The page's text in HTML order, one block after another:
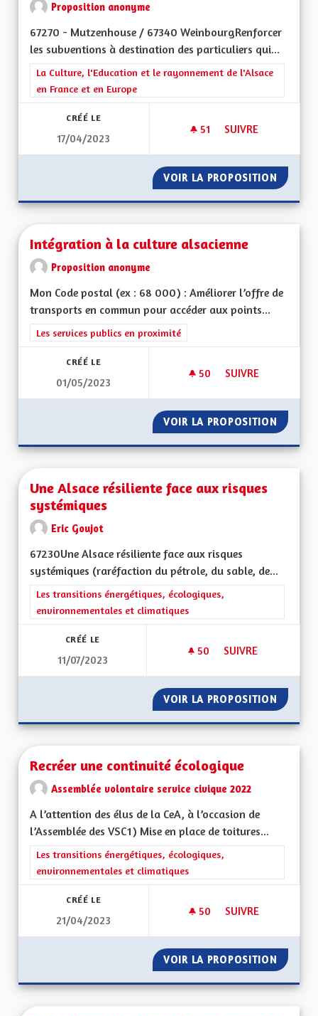
Proposition anonyme
67270 - Mutzenhouse / 67340 WeinbourgRenforcer
les subventions à destination des particuliers qui...
Filtrer les résultats de la catégorie : La Culture, l'Education et
La Culture, l'Education et le rayonnement de l'Alsace
en France et en Europe
CRÉÉ LE
17/04/2023
51 51 ABONNÉS
SUIVRE
VOIR LA PROPOSITION
Intégration à la culture alsacienne
Proposition anonyme
Mon Code postal (ex : 68 000) : Améliorer l’offre de
transports en commun pour accéder aux points...
Filtrer les résultats de la catégorie : Les services publics en
Les services publics en proximité
CRÉÉ LE
01/05/2023
50 50 ABONNÉS
SUIVRE
VOIR LA PROPOSITION
Une Alsace résiliente face aux risques
systémiques
Eric Goujot
67230Une Alsace résiliente face aux risques
systémiques (raréfaction du pétrole, du sable, de...
Filtrer les résultats de la catégorie : Les transitions
Les transitions énergétiques, écologiques,
environnementales et climatiques
CRÉÉ LE
11/07/2023
50 50 ABONNÉS
SUIVRE
VOIR LA PROPOSITION UNE
Recréer une continuité écologique
Assemblée volontaire service civique 2022
A l’attention des élus de la CeA, à l’occasion de
l’Assemblée des VSC1) Mise en place de toitures...
Filtrer les résultats de la catégorie : Les transitions
Les transitions énergétiques, écologiques,
environnementales et climatiques
CRÉÉ LE
21/04/2023
50 50 ABONNÉS
SUIVRE
VOIR LA PROPOSITION